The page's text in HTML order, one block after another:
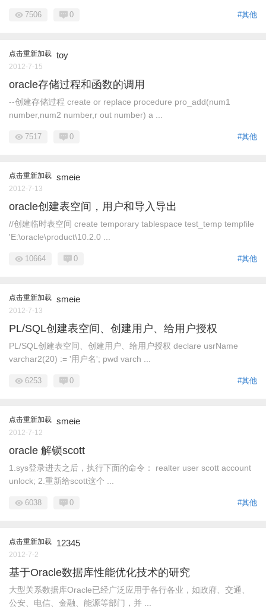
#其他
7506 0
点击重新加载 toy
2012-7-15
oracle存储过程和函数的调用
--创建存储过程 create or replace procedure pro_add(num1
number,num2 number,r out number) a ...
#其他
7517 0
点击重新加载 smeie
2012-7-13
oracle创建表空间，用户和导入导出
//创建临时表空间 create temporary tablespace test_temp tempfile
'E:\oracle\product\10.2.0 ...
#其他
10664 0
点击重新加载 smeie
2012-7-13
PL/SQL创建表空间、创建用户、给用户授权
PL/SQL创建表空间、创建用户、给用户授权 declare usrName
varchar2(20) := '用户名'; pwd varch ...
#其他
6253 0
点击重新加载 smeie
2012-7-12
oracle 解锁scott
1.sys登录进去之后，执行下面的命令： realter user scott account
unlock; 2.重新给scott这个 ...
#其他
6038 0
点击重新加载 12345
2012-7-2
基于Oracle数据库性能优化技术的研究
大型关系数据库Oracle已经广泛应用于各行各业，如政府、交通、
公安、电信、金融、能源等部门，并 ...